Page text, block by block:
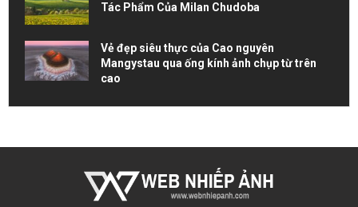
Tác Phẩm Của Milan Chudoba
Vẻ đẹp siêu thực của Cao nguyên
Mangystau qua ống kính ảnh chụp từ trên
cao